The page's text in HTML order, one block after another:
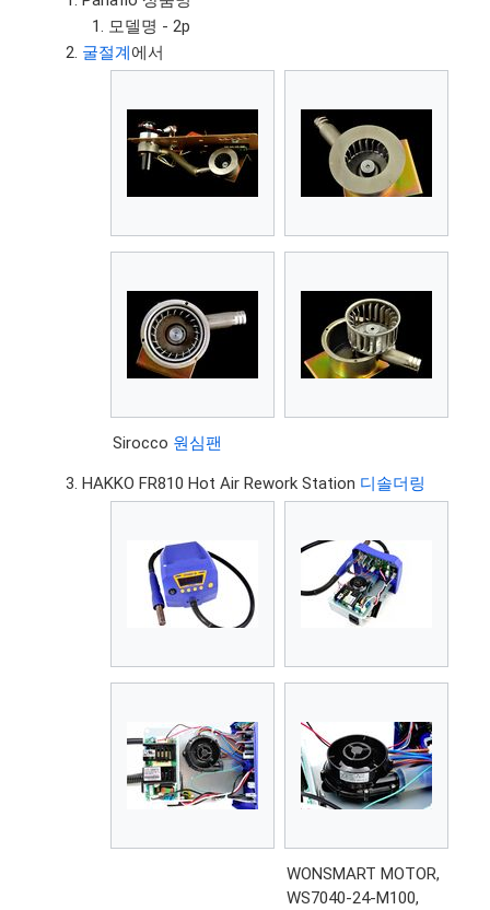
모델명 - 2p
굴절계에서
Sirocco 원심팬
HAKKO FR810 Hot Air Rework Station 디솔더링
WONSMART MOTOR,
WS7040-24-M100,